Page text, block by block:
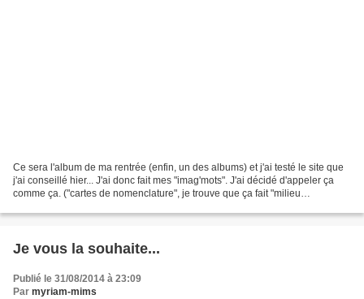
Ce sera l'album de ma rentrée (enfin, un des albums) et j'ai testé le site que
j'ai conseillé hier... J'ai donc fait mes "imag'mots". J'ai décidé d'appeler ça
comme ça. ("cartes de nomenclature", je trouve que ça fait "milieu
Je vous la souhaite...
Publié le 31/08/2014 à 23:09
Par myriam-mims